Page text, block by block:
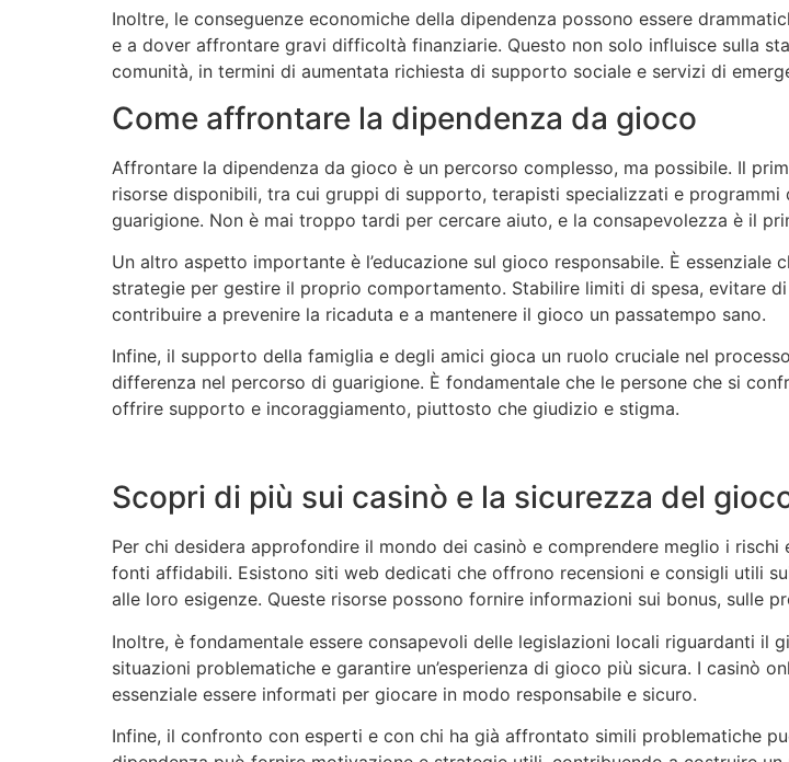
Inoltre, le conseguenze economiche della dipendenza possono essere
e a dover affrontare gravi difficoltà finanziarie. Questo non solo influisce sulla
comunità, in termini di aumentata richiesta di supporto sociale e servizi di
Come affrontare la dipendenza da gioco
Affrontare la dipendenza da gioco è un percorso complesso, ma possibile. Il
risorse disponibili, tra cui gruppi di supporto, terapisti specializzati e
guarigione. Non è mai troppo tardi per cercare aiuto, e la consapevolezza è il
Un altro aspetto importante è l’educazione sul gioco responsabile. È
strategie per gestire il proprio comportamento. Stabilire limiti di spesa, evitare
contribuire a prevenire la ricaduta e a mantenere il gioco un passatempo sano.
Infine, il supporto della famiglia e degli amici gioca un ruolo cruciale nel
differenza nel percorso di guarigione. È fondamentale che le persone che si
offrire supporto e incoraggiamento, piuttosto che giudizio e stigma.
Scopri di più sui casinò e la sicurezza del
Per chi desidera approfondire il mondo dei casinò e comprendere meglio i
fonti affidabili. Esistono siti web dedicati che offrono recensioni e consigli utili
alle loro esigenze. Queste risorse possono fornire informazioni sui bonus, sulle
Inoltre, è fondamentale essere consapevoli delle legislazioni locali riguardanti il
situazioni problematiche e garantire un’esperienza di gioco più sicura. I casinò
essenziale essere informati per giocare in modo responsabile e sicuro.
Infine, il confronto con esperti e con chi ha già affrontato simili problematiche